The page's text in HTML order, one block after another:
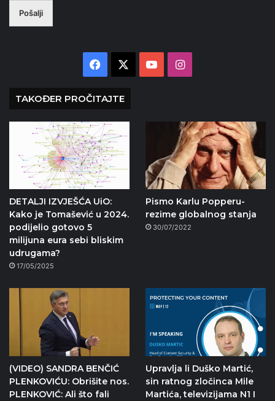
Pošalji
Facebook YouTubeInstagram
TAKOĐER PROČITAJTE
DETALJI IZVJEŠĆA UiO:
Kako je Tomašević u 2024.
podijelio gotovo 5
milijuna eura sebi bliskim
udrugama?
17/05/2025
Pismo Karlu Popperu-
rezime globalnog stanja
30/07/2022
(VIDEO) SANDRA BENČIĆ
PLENKOVIĆU: Obrišite nos.
PLENKOVIĆ: Ali što fali
Upravlja li Duško Martić,
sin ratnog zločinca Mile
Martića, televizijama N1 I